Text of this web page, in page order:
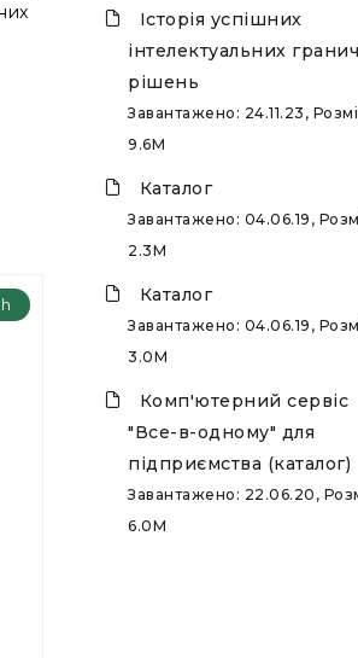
Історія успішних
інтелектуальних
рішень
Завантажено: 24.11.23,
9.6M
Каталог
Завантажено: 04.06.19,
2.3M
Каталог
Завантажено: 04.06.19,
3.0M
Комп'ютерний сервіс
"Все-в-одному" для
підприємства (каталог)
Завантажено: 22.06.20,
6.0M